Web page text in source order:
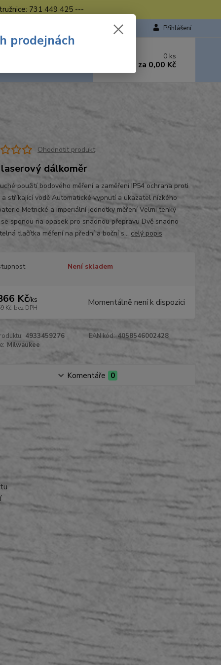
731 449 425 ---
Přihlášení
rady? Zavolejte.
0 ks
za 0,00 Kč
Ohodnotit produkt
dálkoměr
použití bodového měření a zaměření IP54 ochrana proti
stříkající vodě Automatické vypnutí a ukazatel nízkého
Metrické a imperiální jednotky měření Velmi tenký
sponou na opasek pro snadnou přepravu Dvě snadno
tlačítka měření na přední a boční s... celý popis
Není skladem
Kč/ks
Kč bez DPH Momentálně není k dispozici
4933459276 EAN kód: 4058546002428
Milwaukee
Komentáře 0
prodejnách